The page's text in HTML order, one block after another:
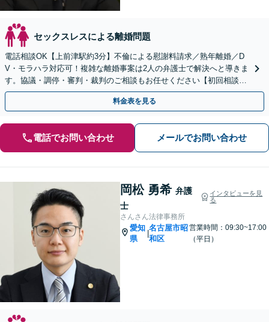
セックスレスによる離婚問題
電話相談OK【上前津駅約3分】不倫による慰謝料請求／熟年離婚／D
V・モラハラ対応可！複雑な離婚事案は2人の弁護士で解決へと導きま
す。協議・調停・審判・裁判のご相談もお任せください【初回相談無
料】小さなお悩みからお聞きします。
料金表を見る
電話でお問い合わせ メールでお問い合わせ
岡松 勇希 弁護
士
インタビューを見
る
さんさん法律事務所
愛知
県
名古屋市昭
和区
営業時間：09:30~17:00
（平日）